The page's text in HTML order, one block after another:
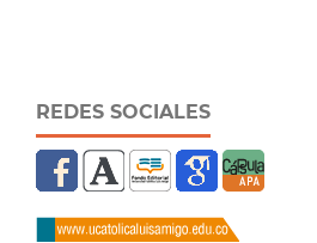
REDES SOCIALES